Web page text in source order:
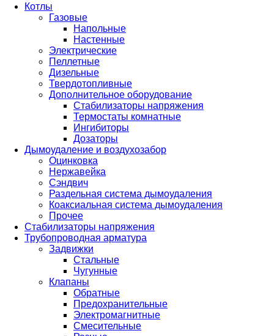
Котлы
Газовые
Напольные
Настенные
Электрические
Пеллетные
Дизельные
Твердотопливные
Дополнительное оборудование
Стабилизаторы напряжения
Термостаты комнатные
Ингибиторы
Дозаторы
Дымоудаление и воздухозабор
Оцинковка
Нержавейка
Сэндвич
Раздельная система дымоудаления
Коаксиальная система дымоудаления
Прочее
Стабилизаторы напряжения
Трубопроводная арматура
Задвижки
Стальные
Чугунные
Клапаны
Обратные
Предохранительные
Электромагнитные
Смесительные